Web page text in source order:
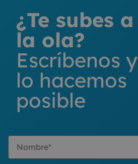
¿Te subes a
la ola?
Escríbenos y
lo hacemos
posible